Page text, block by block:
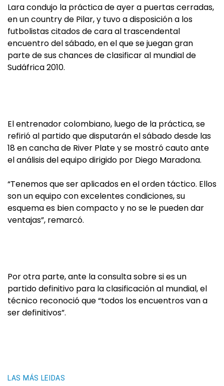
Lara condujo la práctica de ayer a puertas cerradas,
en un country de Pilar, y tuvo a disposición a los
futbolistas citados de cara al trascendental
encuentro del sábado, en el que se juegan gran
parte de sus chances de clasificar al mundial de
Sudáfrica 2010.
El entrenador colombiano, luego de la práctica, se
refirió al partido que disputarán el sábado desde las
18 en cancha de River Plate y se mostró cauto ante
el análisis del equipo dirigido por Diego Maradona.
“Tenemos que ser aplicados en el orden táctico. Ellos
son un equipo con excelentes condiciones, su
esquema es bien compacto y no se le pueden dar
ventajas”, remarcó.
Por otra parte, ante la consulta sobre si es un
partido definitivo para la clasificación al mundial, el
técnico reconoció que “todos los encuentros van a
ser definitivos”.
LAS MÁS LEIDAS